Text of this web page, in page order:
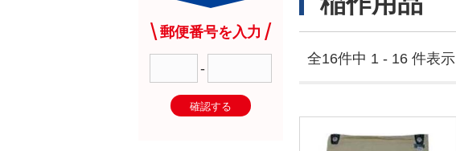
全16件中 1 - 16 件表示
郵便番号を入力
-
確認する